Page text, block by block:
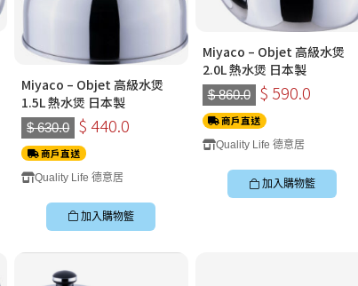
Miyaco – Objet 高級水煲
1.5L 熱水煲 日本製
$ 630.0 $ 440.0
商戶直送
Quality Life 德意居
加入購物籃
Miyaco – Objet 高級水煲
2.0L 熱水煲 日本製
$ 860.0 $ 590.0
商戶直送
Quality Life 德意居
加入購物籃